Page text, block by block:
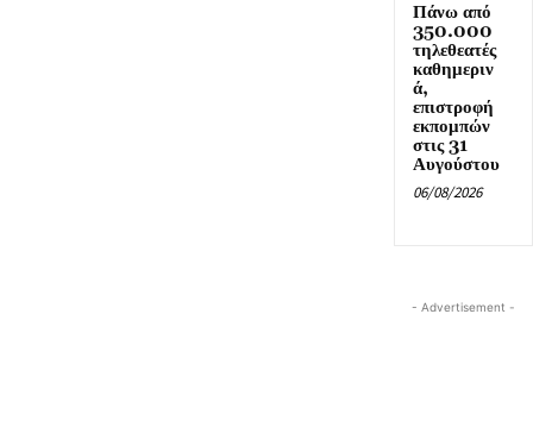
Πάνω από
350.000
τηλεθεατές
καθημεριν
ά,
επιστροφή
εκπομπών
στις 31
Αυγούστου
06/08/2026
- Advertisement -